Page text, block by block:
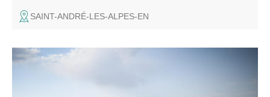
SAINT-ANDRÉ-LES-ALPES-EN